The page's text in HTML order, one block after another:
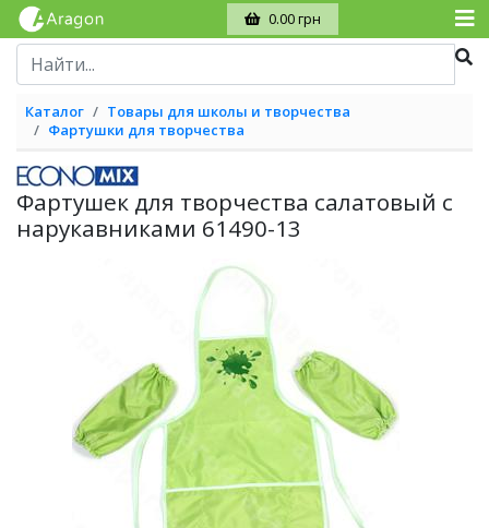
0.00 грн
Каталог
Товары для школы и творчества
Фартушки для творчества
Фартушек для творчества салатовый с
нарукавниками 61490-13